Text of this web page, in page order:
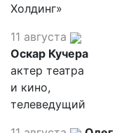
Холдинг»
11 августа
Оскар Кучера
актер театра
и кино,
телеведущий